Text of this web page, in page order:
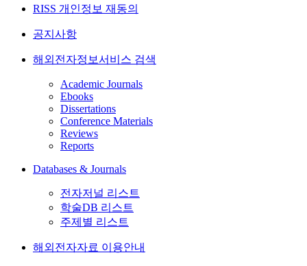
RISS 개인정보 재동의
공지사항
해외전자정보서비스 검색
Academic Journals
Ebooks
Dissertations
Conference Materials
Reviews
Reports
Databases & Journals
전자저널 리스트
학술DB 리스트
주제별 리스트
해외전자자료 이용안내